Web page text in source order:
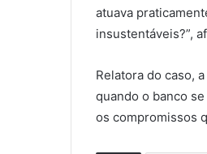
atuava
insustentáveis?”,
Relatora do caso,
quando o banco
os compromissos